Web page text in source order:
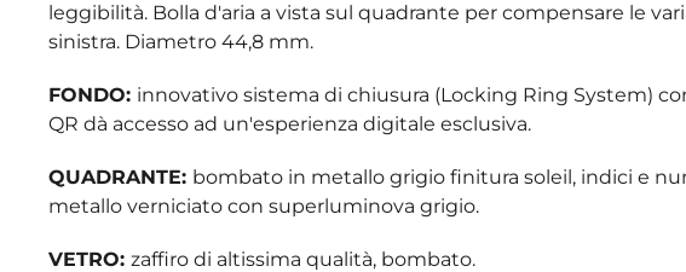
leggibilità. Bolla d'aria a vista sul quadrante per compensare le
sinistra. Diametro 44,8 mm.
FONDO: innovativo sistema di chiusura (Locking Ring System)
QR dà accesso ad un'esperienza digitale esclusiva.
QUADRANTE: bombato in metallo grigio finitura soleil, indici e
metallo verniciato con superluminova grigio.
VETRO: zaffiro di altissima qualità, bombato.